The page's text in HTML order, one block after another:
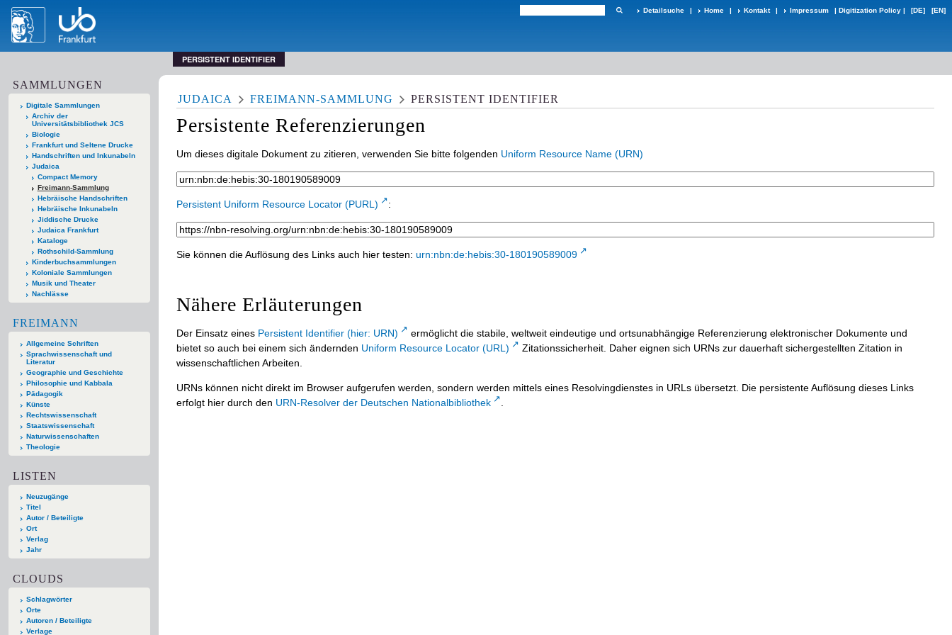
Detailsuche | Home | Kontakt | Impressum | Digitization Policy | [DE] [EN]
PERSISTENT IDENTIFIER
SAMMLUNGEN
Digitale Sammlungen
Archiv der
Universitätsbibliothek JCS
Biologie
Frankfurt und Seltene Drucke
Handschriften und Inkunabeln
Judaica
Compact Memory
Freimann-Sammlung
Hebräische Handschriften
Hebräische Inkunabeln
Jiddische Drucke
Judaica Frankfurt
Kataloge
Rothschild-Sammlung
Kinderbuchsammlungen
Koloniale Sammlungen
Musik und Theater
Nachlässe
FREIMANN
Allgemeine Schriften
Sprachwissenschaft und
Literatur
Geographie und Geschichte
Philosophie und Kabbala
Pädagogik
Künste
Rechtswissenschaft
Staatswissenschaft
Naturwissenschaften
Theologie
LISTEN
Neuzugänge
Titel
Autor / Beteiligte
Ort
Verlag
Jahr
CLOUDS
Schlagwörter
Orte
Autoren / Beteiligte
Verlage
JUDAICA FREIMANN-SAMMLUNG PERSISTENT IDENTIFIER
Persistente Referenzierungen
Um dieses digitale Dokument zu zitieren, verwenden Sie bitte folgenden Uniform Resource Name (URN)
Persistent Uniform Resource Locator (PURL) :
Sie können die Auflösung des Links auch hier testen: urn:nbn:de:hebis:30-180190589009
Nähere Erläuterungen
Der Einsatz eines Persistent Identifier (hier: URN)
ermöglicht die stabile, weltweit eindeutige und ortsunabhängige Referenzierung elektronischer Dokumente und
bietet so auch bei einem sich ändernden Uniform Resource Locator (URL)
Zitationssicherheit. Daher eignen sich URNs zur dauerhaft sichergestellten Zitation in
wissenschaftlichen Arbeiten.
URNs können nicht direkt im Browser aufgerufen werden, sondern werden mittels eines Resolvingdienstes in URLs übersetzt. Die persistente Auflösung dieses Links
erfolgt hier durch den URN-Resolver der Deutschen Nationalbibliothek